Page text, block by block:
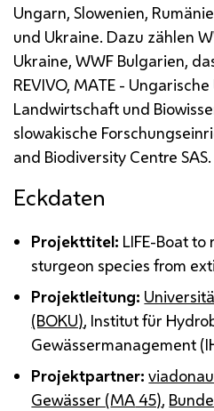
Ungarn, Slowenien,
und Ukraine. Dazu zählen
Ukraine, WWF Bulgarien,
REVIVO, MATE -
Landwirtschaft und
slowakische
and Biodiversity Centre SAS.
Eckdaten
Projekttitel: LIFE-Boat to
sturgeon species from
Projektleitung:
(BOKU), Institut für
Gewässermanagement
Projektpartner: viadonau
Gewässer (MA45),